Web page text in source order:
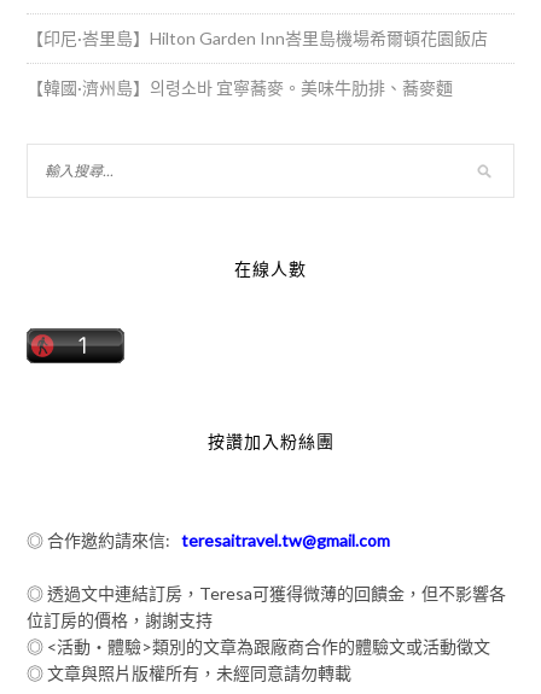
【印尼·峇里島】Hilton Garden Inn峇里島機場希爾頓花園飯店
【韓國·濟州島】의령소바 宜寧蕎麥。美味牛肋排、蕎麥麵
在線人數
按讚加入粉絲團
◎ 合作邀約請來信:teresaitravel.tw@gmail.com
◎ 透過文中連結訂房，Teresa可獲得微薄的回饋金，但不影響各
位訂房的價格，謝謝支持
◎ <活動‧體驗>類別的文章為跟廠商合作的體驗文或活動徵文
◎ 文章與照片版權所有，未經同意請勿轉載